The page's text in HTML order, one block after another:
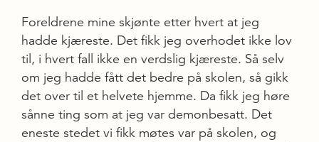
Foreldrene mine skjønte etter hvert at jeg
hadde kjæreste. Det fikk jeg overhodet ikke lov
til, i hvert fall ikke en verdslig kjæreste. Så selv
om jeg hadde fått det bedre på skolen, så gikk
det over til et helvete hjemme. Da fikk jeg høre
sånne ting som at jeg var demonbesatt. Det
eneste stedet vi fikk møtes var på skolen, og